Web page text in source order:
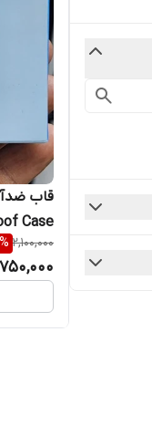
Case
2,100,000
%